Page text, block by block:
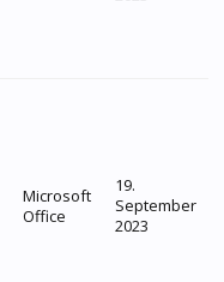
Microsoft
Office
19.
September
2023